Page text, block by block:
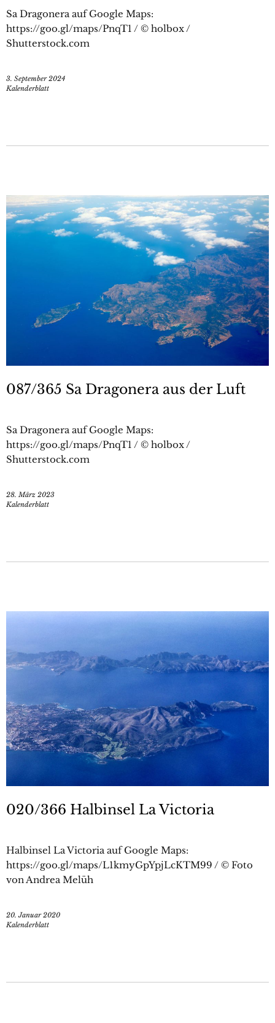
Sa Dragonera auf Google Maps:
https://goo.gl/maps/PnqT1 / © holbox /
Shutterstock.com
3. September 2024
Kalenderblatt
087/365 Sa Dragonera aus der Luft
Sa Dragonera auf Google Maps:
https://goo.gl/maps/PnqT1 / © holbox /
Shutterstock.com
28. März 2023
Kalenderblatt
020/366 Halbinsel La Victoria
Halbinsel La Victoria auf Google Maps:
https://goo.gl/maps/L1kmyGpYpjLcKTM99 / © Foto
von Andrea Melüh
20. Januar 2020
Kalenderblatt